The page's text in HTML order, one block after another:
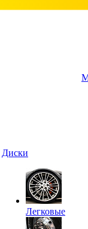
Диски
Легковые